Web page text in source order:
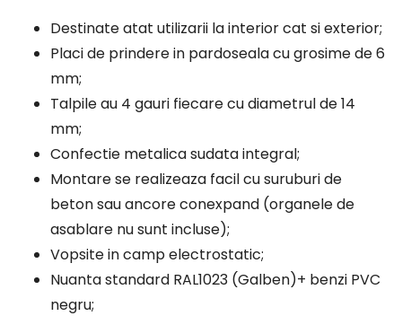
Destinate atat utilizarii la interior cat si exterior;
Placi de prindere in pardoseala cu grosime de 6
mm;
Talpile au 4 gauri fiecare cu diametrul de 14
mm;
Confectie metalica sudata integral;
Montare se realizeaza facil cu suruburi de
beton sau ancore conexpand (organele de
asablare nu sunt incluse);
Vopsite in camp electrostatic;
Nuanta standard RAL1023 (Galben)+ benzi PVC
negru;